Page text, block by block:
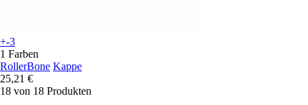
+-3
1 Farben
RollerBone Kappe
25,21 €
18 von 18 Produkten